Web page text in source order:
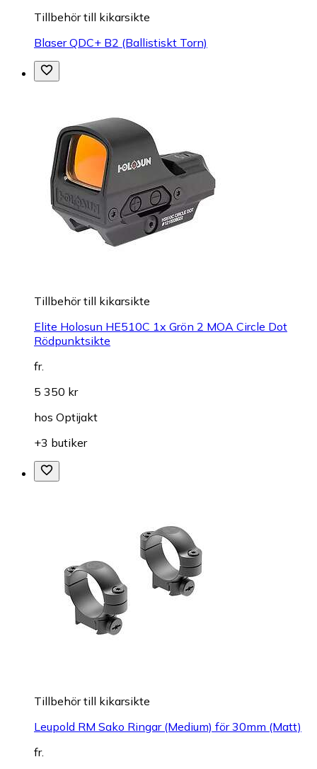
Tillbehör till kikarsikte
Blaser QDC+ B2 (Ballistiskt Torn)
Tillbehör till kikarsikte
Elite Holosun HE510C 1x Grön 2 MOA Circle Dot
Rödpunktsikte
fr.
5 350 kr
hos Optijakt
+3 butiker
Tillbehör till kikarsikte
Leupold RM Sako Ringar (Medium) för 30mm (Matt)
fr.